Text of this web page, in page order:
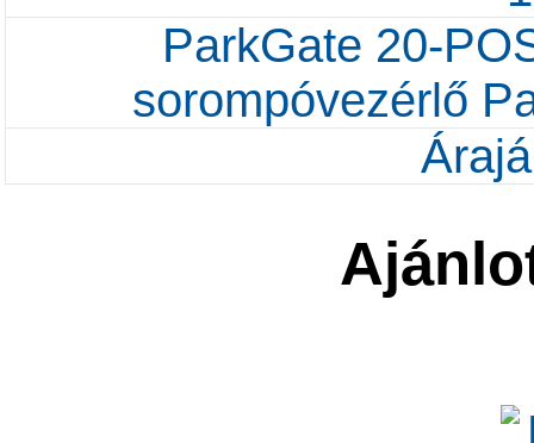
ParkGate 20-
sorompóvezérlő